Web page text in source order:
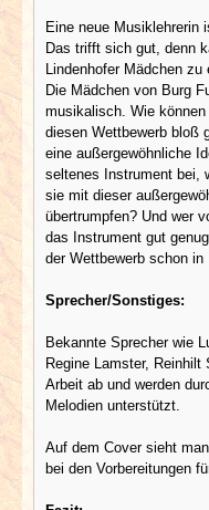
Eine neue Musiklehrerin
Das trifft sich gut, denn
Lindenhofer Mädchen
Die Mädchen von Burg
musikalisch. Wie
diesen Wettbewerb bloß
eine außergewöhnliche
seltenes Instrument bei,
sie mit dieser
übertrumpfen? Und wer
das Instrument gut
der Wettbewerb schon
Sprecher/Sonstiges:
Bekannte Sprecher wie
Regine Lamster,
Arbeit ab und werden
Melodien unterstützt.
Auf dem Cover sieht
bei den Vorbereitungen